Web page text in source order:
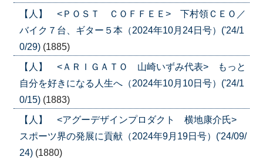
【人】 <ＰＯＳＴ ＣＯＦＦＥＥ> 下村領ＣＥＯ／
バイク７台、ギター５本（2024年10月24日号）('24/1
0/29) (1885)
【人】 <ＡＲＩＧＡＴＯ 山崎いずみ代表> もっと
自分を好きになる人生へ（2024年10月10日号）('24/1
0/15) (1883)
【人】 <アグーデザインプロダクト 横地康介氏>
スポーツ界の発展に貢献（2024年9月19日号）('24/09/
24) (1880)